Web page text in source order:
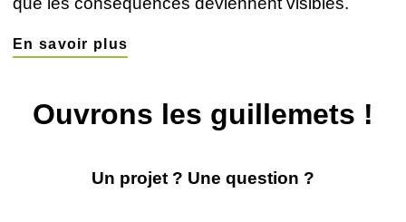
En savoir plus
Ouvrons les guillemets !
Un projet ? Une question ?